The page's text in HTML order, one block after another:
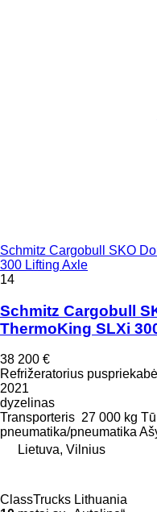
Schmitz Cargobull SKO
300 Lifting Axle
14
Schmitz Cargobull
ThermoKing SLXi
38 200 €
Refrižeratorius puspriekabė
2021
dyzelinas
Transporteris 27 000 kg
pneumatika/pneumatika
Lietuva, Vilnius
ClassTrucks Lithuania